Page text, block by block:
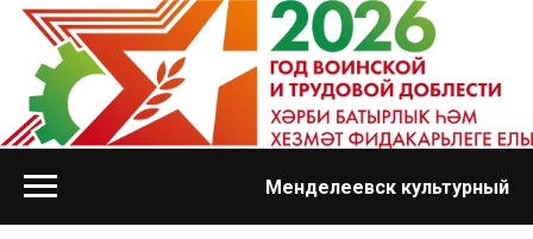
Менделеевск культурный